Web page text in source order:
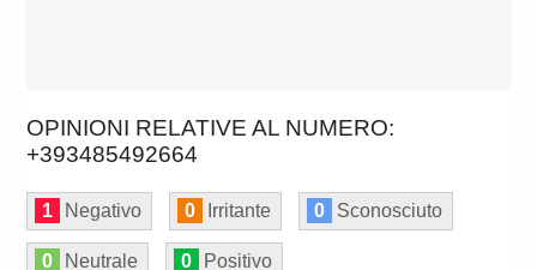
OPINIONI RELATIVE AL NUMERO:
+393485492664
1 Negativo 0 Irritante 0 Sconosciuto
0 Neutrale 0 Positivo